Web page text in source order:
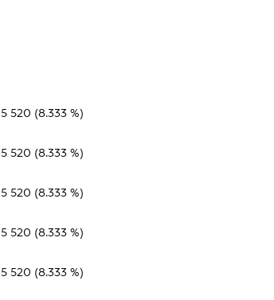
5 520 (8.333 %)
5 520 (8.333 %)
5 520 (8.333 %)
5 520 (8.333 %)
5 520 (8.333 %)